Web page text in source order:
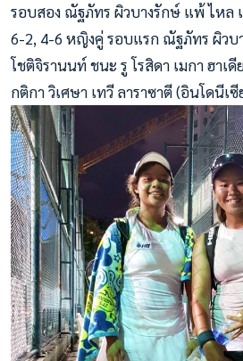
รอบสอง ณัฐภัทร ผิวบางรักษ์ แพ้ ไหล
6-2, 4-6 หญิงคู่ รอบแรก ณัฐภัทร ผิวบ
โชติจิรานนท์ ชนะ รู โรสิดา เมกา ฮาเ
กติกา วิเศษา เทวี ลาราซาตี (อินโดนีเ